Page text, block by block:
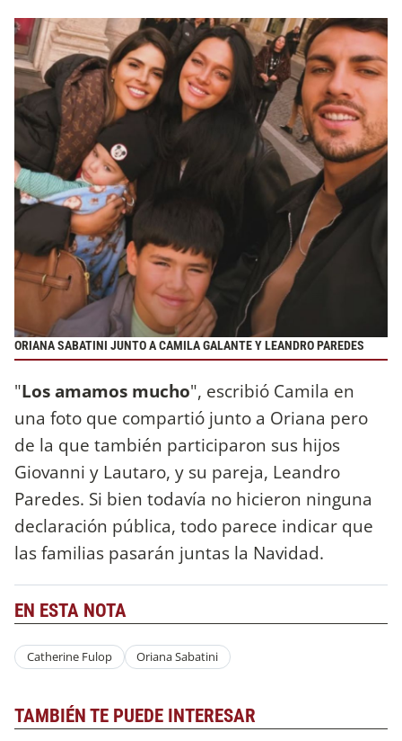
ORIANA SABATINI JUNTO A CAMILA GALANTE Y LEANDRO PAREDES
"Los amamos mucho", escribió Camila en
una foto que compartió junto a Oriana pero
de la que también participaron sus hijos
Giovanni y Lautaro, y su pareja, Leandro
Paredes. Si bien todavía no hicieron ninguna
declaración pública, todo parece indicar que
las familias pasarán juntas la Navidad.
EN ESTA NOTA
Catherine Fulop Oriana Sabatini
TAMBIÉN TE PUEDE INTERESAR